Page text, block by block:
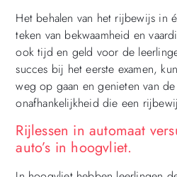
Het behalen van het rijbewijs in
teken van bekwaamheid en
ook tijd en geld voor de
succes bij het eerste examen,
weg op gaan en genieten van
onafhankelijkheid die een
Rijlessen in automaat
auto’s in hoogvliet.